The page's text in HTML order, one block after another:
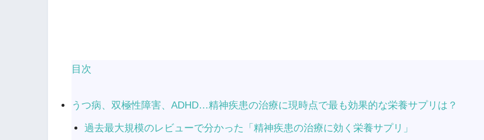
目次
うつ病、双極性障害、ADHD…精神疾患の治療に現時点で最も効果的な栄養サプリは？
過去最大規模のレビューで分かった「精神疾患の治療に効く栄養サプリ」